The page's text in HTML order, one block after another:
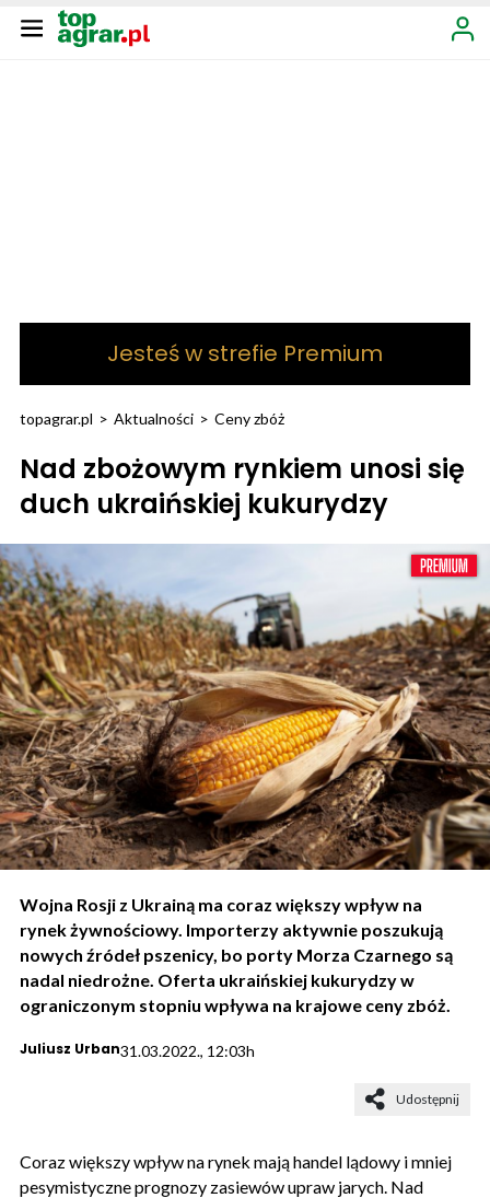
Jesteś w strefie Premium
topagrar.pl > Aktualności > Ceny zbóż
Nad zbożowym rynkiem unosi się
duch ukraińskiej kukurydzy
Wojna Rosji z Ukrainą ma coraz większy wpływ na
rynek żywnościowy. Importerzy aktywnie poszukują
nowych źródeł pszenicy, bo porty Morza Czarnego są
nadal niedrożne. Oferta ukraińskiej kukurydzy w
ograniczonym stopniu wpływa na krajowe ceny zbóż.
Juliusz Urban31.03.2022., 12:03h
Udostępnij
Coraz większy wpływ na rynek mają handel lądowy i mniej
pesymistyczne prognozy zasiewów upraw jarych. Nad